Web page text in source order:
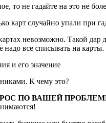
то не гадайте на это не
карт случайно упали при
невозможно. Такой
все списывать на
и его значение
К чему это?
ПО ВАШЕЙ